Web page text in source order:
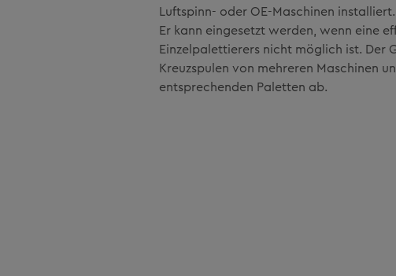
Luftspinn- oder OE-Maschinen installiert.
Er kann eingesetzt werden, wenn eine
Einzelpalettierers nicht möglich ist. Der
Kreuzspulen von mehreren Maschinen
entsprechenden Paletten ab.